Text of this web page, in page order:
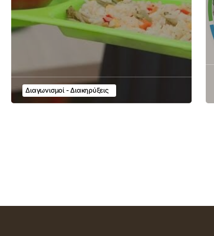
Διαγωνισμοί - Διακηρύξεις